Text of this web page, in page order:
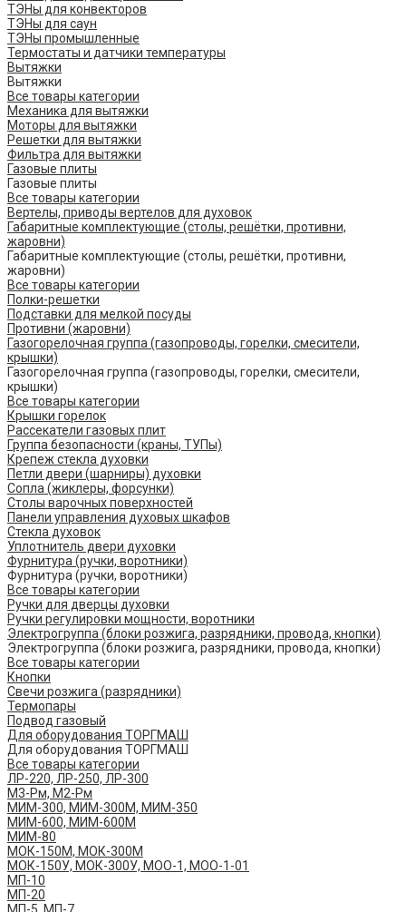
ТЭНы для конвекторов
ТЭНы для саун
ТЭНы промышленные
Термостаты и датчики температуры
Вытяжки
Вытяжки
Все товары категории
Механика для вытяжки
Моторы для вытяжки
Решетки для вытяжки
Фильтра для вытяжки
Газовые плиты
Газовые плиты
Все товары категории
Вертелы, приводы вертелов для духовок
Габаритные комплектующие (столы, решётки, противни,
жаровни)
Габаритные комплектующие (столы, решётки, противни,
жаровни)
Все товары категории
Полки-решетки
Подставки для мелкой посуды
Противни (жаровни)
Газогорелочная группа (газопроводы, горелки, смесители,
крышки)
Газогорелочная группа (газопроводы, горелки, смесители,
крышки)
Все товары категории
Крышки горелок
Рассекатели газовых плит
Группа безопасности (краны, ТУПы)
Крепеж стекла духовки
Петли двери (шарниры) духовки
Сопла (жиклеры, форсунки)
Столы варочных поверхностей
Панели управления духовых шкафов
Стекла духовок
Уплотнитель двери духовки
Фурнитура (ручки, воротники)
Фурнитура (ручки, воротники)
Все товары категории
Ручки для дверцы духовки
Ручки регулировки мощности, воротники
Электрогруппа (блоки розжига, разрядники, провода, кнопки)
Электрогруппа (блоки розжига, разрядники, провода, кнопки)
Все товары категории
Кнопки
Свечи розжига (разрядники)
Термопары
Подвод газовый
Для оборудования ТОРГМАШ
Для оборудования ТОРГМАШ
Все товары категории
ЛР-220, ЛР-250, ЛР-300
М3-Рм, М2-Рм
МИМ-300, МИМ-300М, МИМ-350
МИМ-600, МИМ-600М
МИМ-80
МОК-150М, МОК-300М
МОК-150У, МОК-300У, МОО-1, МОО-1-01
МП-10
МП-20